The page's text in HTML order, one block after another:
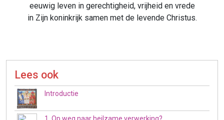
eeuwig leven in gerechtigheid, vrijheid en vrede
in Zijn koninkrijk samen met de levende Christus.
Lees ook
Introductie